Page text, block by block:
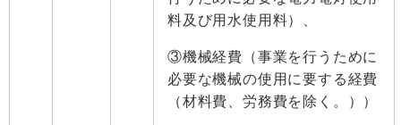
料及び用水使用料）、
③機械経費（事業を行うために
必要な機械の使用に要する経費
（材料費、労務費を除く。））